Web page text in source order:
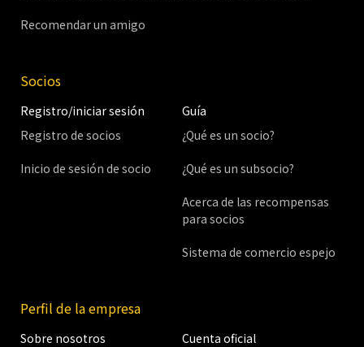
Recomendar un amigo
Socios
Registro/iniciar sesión
Registro de socios
Inicio de sesión de socio
Guía
¿Qué es un socio?
¿Qué es un subsocio?
Acerca de las recompensas
para socios
Sistema de comercio espejo
Perfil de la empresa
Sobre nosotros
Cuenta oficial